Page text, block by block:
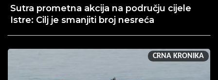
Sutra prometna akcija na području cijele
Istre: Cilj je smanjiti broj nesreća
CRNA KRONIKA